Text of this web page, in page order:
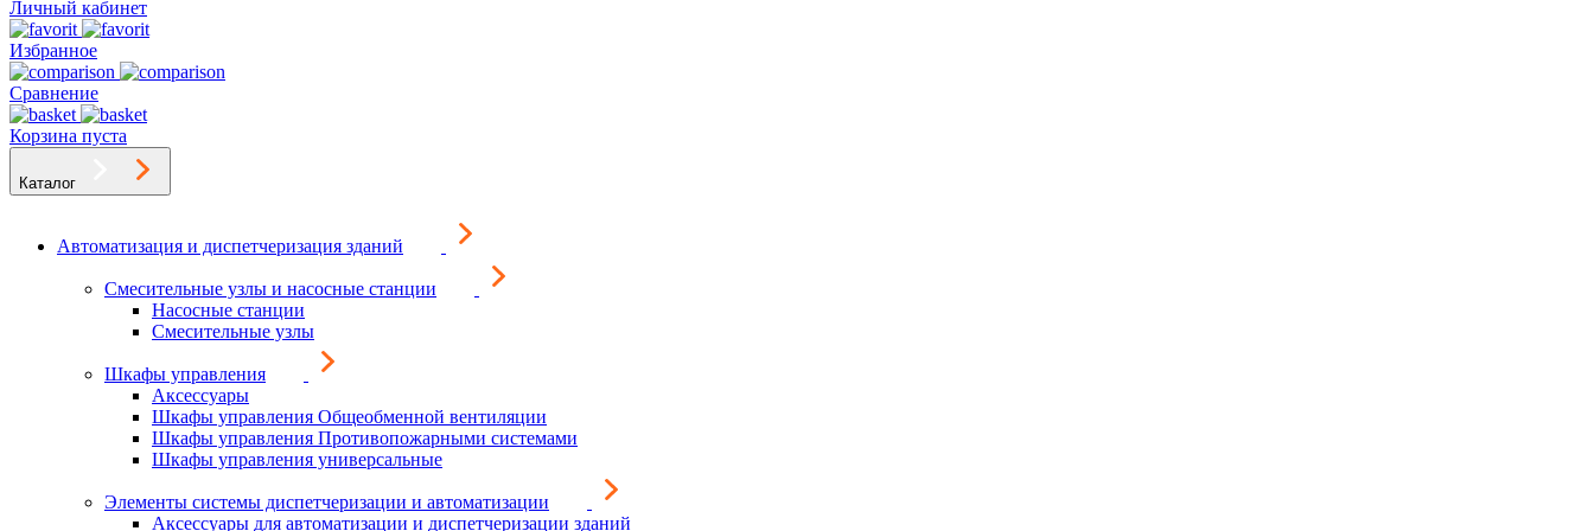
Личный кабинет
Избранное
Сравнение
Корзина пуста
Каталог
Автоматизация и диспетчеризация зданий
Смесительные узлы и насосные станции
Насосные станции
Смесительные узлы
Шкафы управления
Аксессуары
Шкафы управления Общеобменной вентиляции
Шкафы управления Противопожарными системами
Шкафы управления универсальные
Элементы системы диспетчеризации и автоматизации
Аксессуары для автоматизации и диспетчеризации зданий